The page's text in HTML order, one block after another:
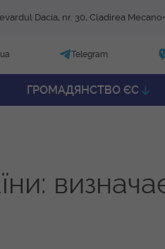
Dacia, nr. 30, Cladirea Mecano
Telegram
ГРОМАДЯНСТВО ЄС